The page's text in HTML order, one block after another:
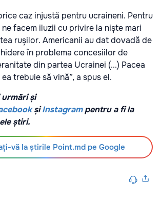
caz injustă pentru ucraineni. Pentru
facem iluzii cu privire la niște mari
rușilor. Americanii au dat dovadă de
în problema concesiilor de
din partea Ucrainei (...) Pacea
trebuie să vină”, a spus el.
și
șiInstagrampentru a fi la
știri.
vă la știrile Point.md pe Google